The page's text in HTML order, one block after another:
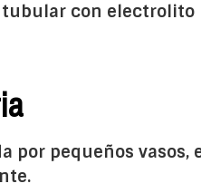
tubular con
por pequeños vasos,